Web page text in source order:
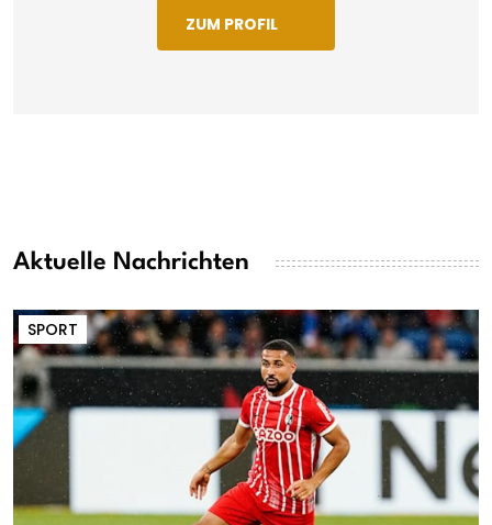
ZUM PROFIL
Aktuelle Nachrichten
SPORT